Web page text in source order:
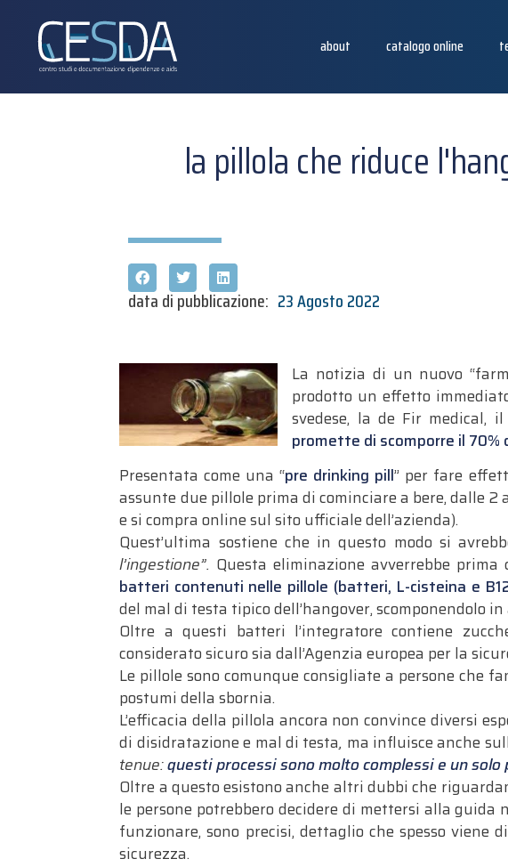
about catalogo online
la pillola che riduce
data di pubblicazione: 23 Agosto 2022
La notizia di un nuovo
prodotto un effetto
svedese, la de Fir medical,
promette di scomporre il 70%
Presentata come una “pre drinking pill” per fare
assunte due pillole prima di cominciare a bere, dalle 2
e si compra online sul sito ufficiale dell’azienda).
Quest’ultima sostiene che in questo modo si
l’ingestione”. Questa eliminazione avverrebbe
batteri contenuti nelle pillole (batteri, L-cisteina e
del mal di testa tipico dell’hangover, scomponendolo
Oltre a questi batteri l’integratore contiene
considerato sicuro sia dall’Agenzia europea per la
Le pillole sono comunque consigliate a persone che
postumi della sbornia.
L’efficacia della pillola ancora non convince diversi
di disidratazione e mal di testa, ma influisce anche
tenue:questi processi sono molto complessi e un
Oltre a questo esistono anche altri dubbi che
le persone potrebbero decidere di mettersi alla
funzionare, sono precisi, dettaglio che spesso viene
sicurezza.